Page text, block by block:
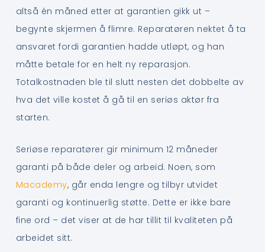
altså én måned etter at garantien gikk ut –
begynte skjermen å flimre. Reparatøren nektet å ta
ansvaret fordi garantien hadde utløpt, og han
måtte betale for en helt ny reparasjon.
Totalkostnaden ble til slutt nesten det dobbelte av
hva det ville kostet å gå til en seriøs aktør fra
starten.
Seriøse reparatører gir minimum 12 måneder
garanti på både deler og arbeid. Noen, som
Macademy, går enda lengre og tilbyr utvidet
garanti og kontinuerlig støtte. Dette er ikke bare
fine ord – det viser at de har tillit til kvaliteten på
arbeidet sitt.